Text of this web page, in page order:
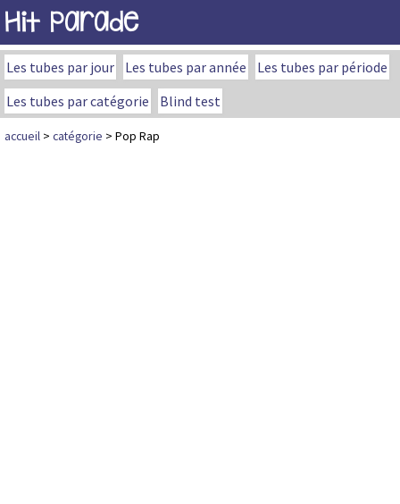
Hit Parade
Les tubes par jour Les tubes par année
Les tubes par période
Les tubes par catégorie
Blind test
accueil > catégorie > Pop Rap